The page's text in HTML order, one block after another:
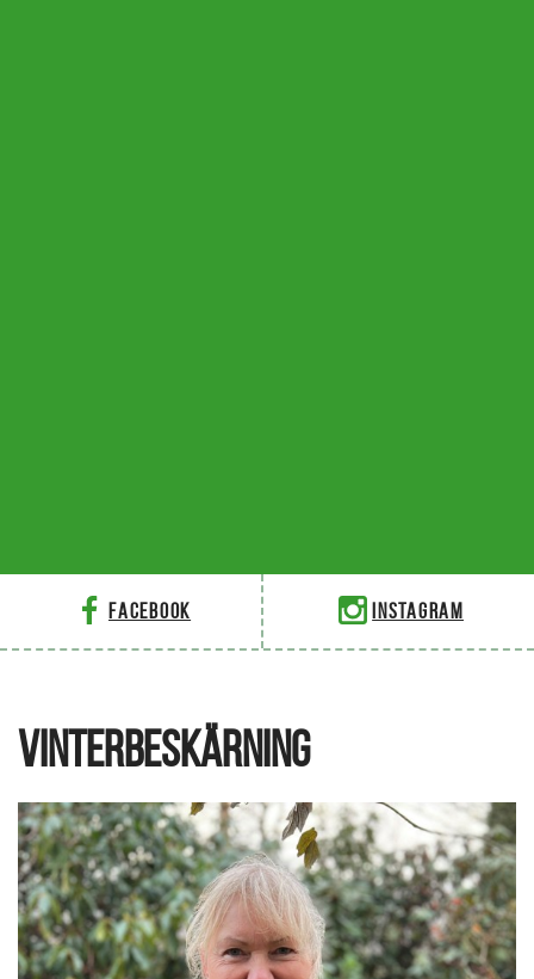
Facebook Instagram
VINTERBESKÄRNING